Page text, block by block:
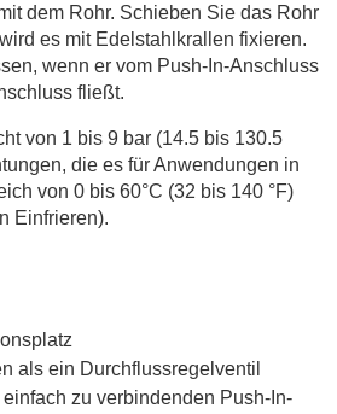
dem Rohr. Schieben Sie das Rohr
es mit Edelstahlkrallen fixieren.
wenn er vom Push-In-Anschluss
fließt.
von 1 bis 9 bar (14.5 bis 130.5
die es für Anwendungen in
von 0 bis 60°C (32 bis 140 °F)
Einfrieren).
als ein Durchflussregelventil
zu verbindenden Push-In-